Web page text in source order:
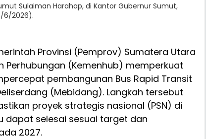
Sulaiman Harahap, di Kantor Gubernur Sumut,
6/2026).
Provinsi (Pemprov) Sumatera Utara
Perhubungan (Kemenhub) memperkuat
pembangunan Bus Rapid Transit
(Mebidang). Langkah tersebut
proyek strategis nasional (PSN) di
dapat selesai sesuai target dan
2027.